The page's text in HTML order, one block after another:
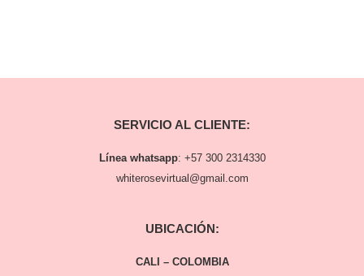
SERVICIO AL CLIENTE:
Línea whatsapp: +57 300 2314330
whiterosevirtual@gmail.com
UBICACIÓN:
CALI – COLOMBIA